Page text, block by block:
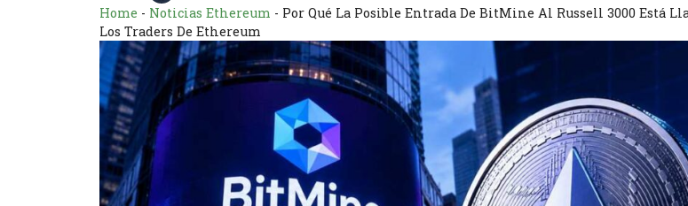
Home - Noticias Ethereum - Por Qué La Posible Entrada De BitMine Al Russell 3000 Está
Los Traders De Ethereum